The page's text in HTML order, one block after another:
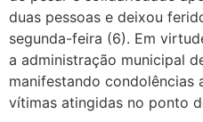
duas pessoas e deixou
segunda-feira (6). Em
a administração municipal
manifestando condolências
vítimas atingidas no ponto